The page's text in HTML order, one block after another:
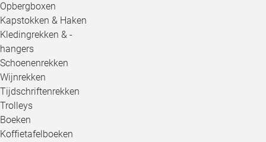
Opbergboxen
Kapstokken & Haken
Kledingrekken & -
hangers
Schoenenrekken
Wijnrekken
Tijdschriftenrekken
Trolleys
Boeken
Koffietafelboeken